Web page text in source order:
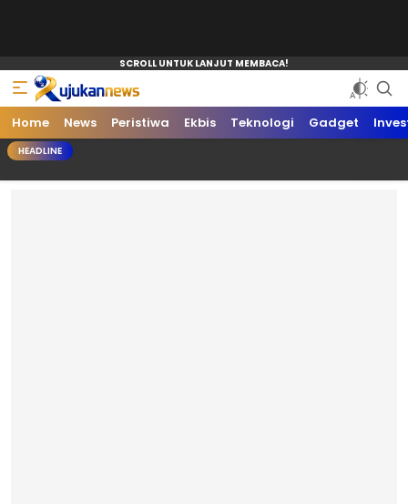
Home News Peristiwa Ekbis Teknologi Gadget
HEADLINE